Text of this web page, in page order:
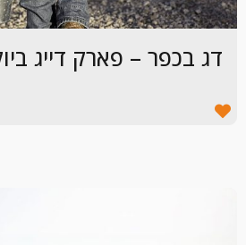
דג בכפר – פארק דייג